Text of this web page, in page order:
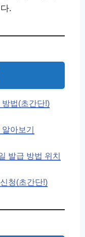
.
법(초간단!)
아보기
발급 방법 위치
청(초간단!)